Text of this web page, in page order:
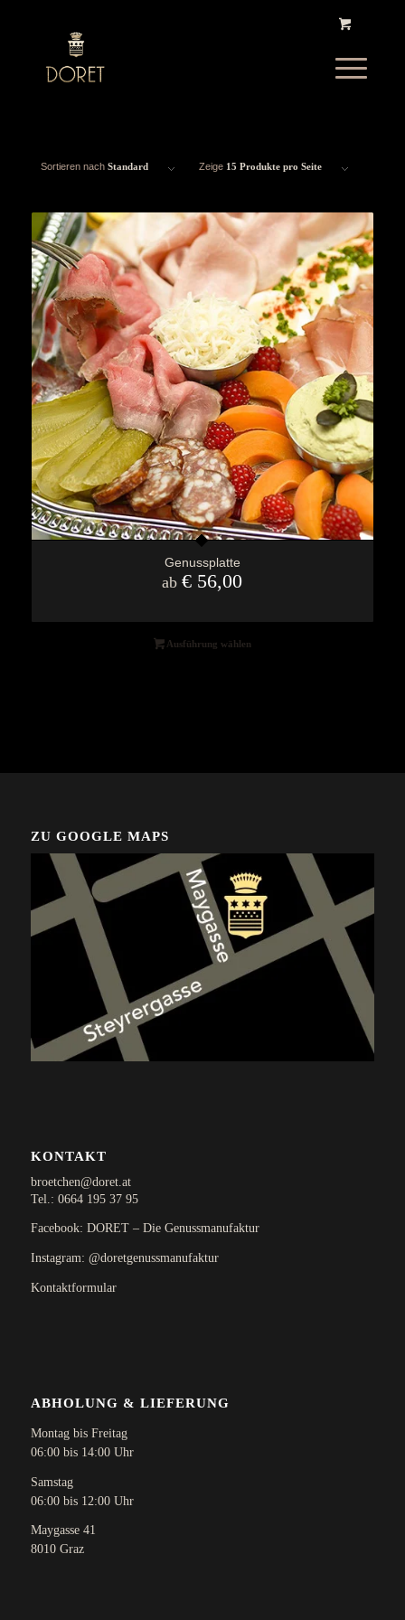
Sortieren nach Standard Zeige 15 Produkte pro Seite
Genussplatte
ab€ 56,00
Ausführung wählen
ZU GOOGLE MAPS
KONTAKT
broetchen@doret.at
Tel.: 0664 195 37 95
Facebook: DORET – Die Genussmanufaktur
Instagram: @doretgenussmanufaktur
Kontaktformular
ABHOLUNG & LIEFERUNG
Montag bis Freitag
06:00 bis 14:00 Uhr
Samstag
06:00 bis 12:00 Uhr
Maygasse 41
8010 Graz